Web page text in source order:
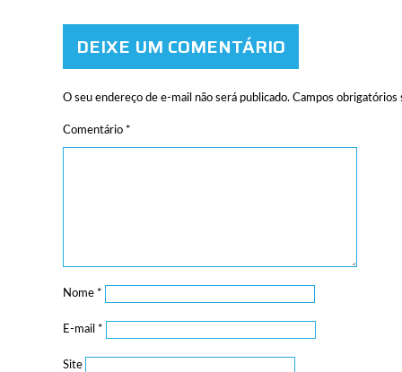
DEIXE UM COMENTÁRIO
O seu endereço de e-mail não será publicado. Campos obrigatórios
Comentário *
Nome *
E-mail *
Site